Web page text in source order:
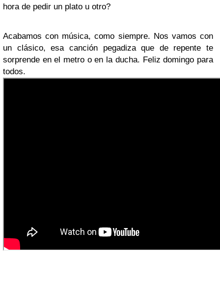
hora de pedir un plato u otro?
Acabamos con música, como siempre. Nos vamos con
un clásico, esa canción pegadiza que de repente te
sorprende en el metro o en la ducha. Feliz domingo para
todos.